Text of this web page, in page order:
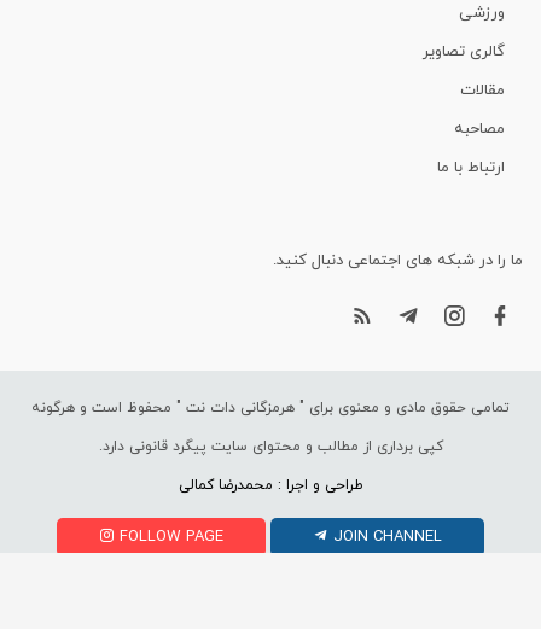
ورزشی
گالری تصاویر
مقالات
مصاحبه
ارتباط با ما
ما را در شبکه های اجتماعی دنبال کنید.
تمامی حقوق مادی و معنوی برای " هرمزگانی دات نت " محفوظ است و هرگونه
کپی برداری از مطالب و محتوای سایت پیگرد قانونی دارد.
طراحی و اجرا : محمدرضا کمالی
FOLLOW PAGE JOIN CHANNEL